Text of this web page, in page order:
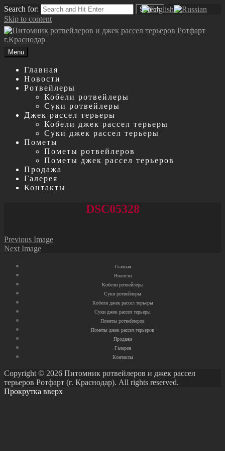
Search for: Search
Skip to content
Menu
Главная
Новости
Ротвейлеры
Кобели ротвейлеры
Суки ротвейлеры
Джек рассел терьеры
Кобели джек рассел терьеры
Суки джек рассел терьеры
Пометы
Пометы ротвейлеров
Пометы джек рассел терьеров
Продажа
Галерея
Контакты
DSC05328
Previous Image
Next Image
Главная
Новости
Кобели ротвейлеры
Суки ротвейлеры
Кобели джек рассел терьеры
Суки джек рассел терьеры
Пометы ротвейлеров
Пометы джек рассел терьеров
Продажа
Галерея
Контакты
Copyright © 2026 Питомник ротвейлеров и джек рассел
терьеров Ротфарт (г. Краснодар). All rights reserved.
Прокрутка вверх